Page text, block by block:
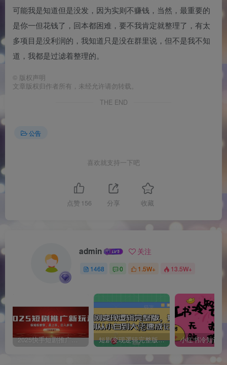
可能我是知道但是没发，因为实则不赚钱，当然，最重要的
是你一但花钱了，回本都困难，要不我肯定就整理了，有太
多项目是没利润的，我知道只是没在群里说，但不是我不知
道，我都是过滤着整理的。
© 版权声明
文章版权归作者所有，未经允许请勿转载。
THE END
公告
喜欢就支持一下吧
点赞 156 分享 收藏
admin 关注
1468 0 1.5W+ 13.5W+
2025快手短剧推广新玩法，保姆级教学，日入多张，可矩阵操作 短剧变现逻辑完整版，短剧从小白到大佬速成记